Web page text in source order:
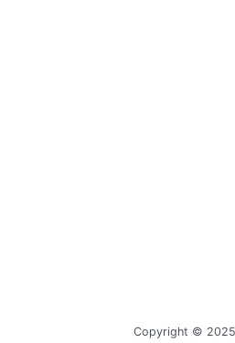
Copyright ©